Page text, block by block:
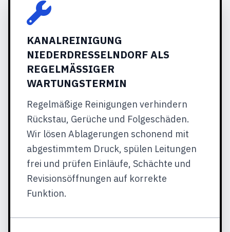
KANALREINIGUNG
NIEDERDRESSELNDORF ALS
REGELMÄSSIGER W
ARTUNGSTERMIN
Regelmäßige Reinigungen verhindern
Rückstau, Gerüche und Folgeschäden.
Wir lösen Ablagerungen schonend mit
abgestimmtem Druck, spülen Leitungen
frei und prüfen Einläufe, Schächte und
Revisionsöffnungen auf korrekte
Funktion.